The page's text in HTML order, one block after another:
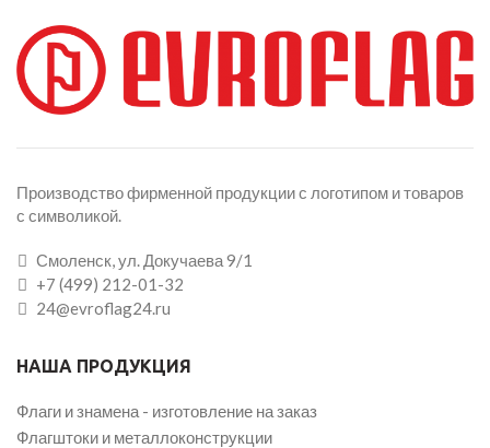
Производство фирменной продукции с логотипом и товаров
с символикой.
Смоленск, ул. Докучаева 9/1
+7 (499) 212-01-32
24@evroflag24.ru
НАША ПРОДУКЦИЯ
Флаги и знамена - изготовление на заказ
Флагштоки и металлоконструкции